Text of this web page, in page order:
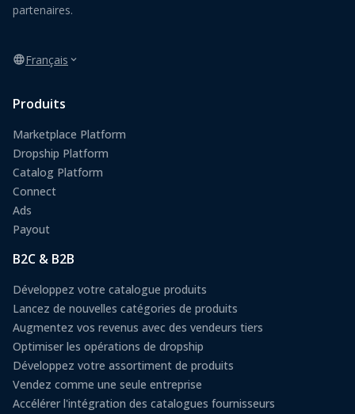
partenaires.
Français
Produits
Marketplace Platform
Dropship Platform
Catalog Platform
Connect
Ads
Payout
B2C & B2B
Développez votre catalogue produits
Lancez de nouvelles catégories de produits
Augmentez vos revenus avec des vendeurs tiers
Optimiser les opérations de dropship
Développez votre assortiment de produits
Vendez comme une seule entreprise
Accélérer l'intégration des catalogues fournisseurs